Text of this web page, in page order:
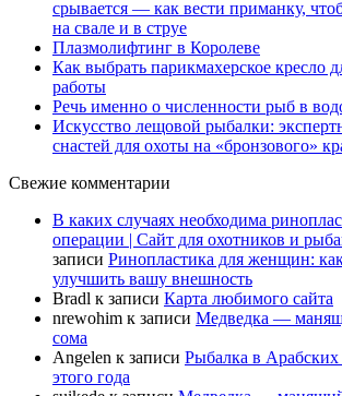
срывается — как вести приманку,
на свале и в струе
Плазмолифтинг в Королеве
Как выбрать парикмахерское кресло
работы
Речь именно о численности рыб в
Искусство лещовой рыбалки:
снастей для охоты на «бронзового»
Свежие комментарии
В каких случаях необходима
операции | Сайт для охотников и
записи Ринопластика для женщин:
улучшить вашу внешность
Bradl к записи Карта любимого сайта
nrewohim к записи Медведка —
сома
Angelen к записи Рыбалка в
этого года